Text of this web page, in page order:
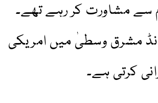
سے مشاورت کر رہے تھے۔
مشرق وسطیٰ میں امریکی
کرتی ہے۔